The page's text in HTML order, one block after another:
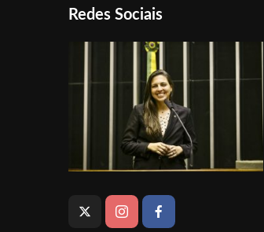
Redes Sociais